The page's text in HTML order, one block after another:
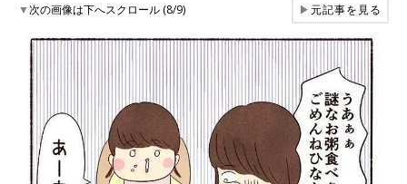
▼次の画像は下へスクロール (8/9) ▶元記事を見る